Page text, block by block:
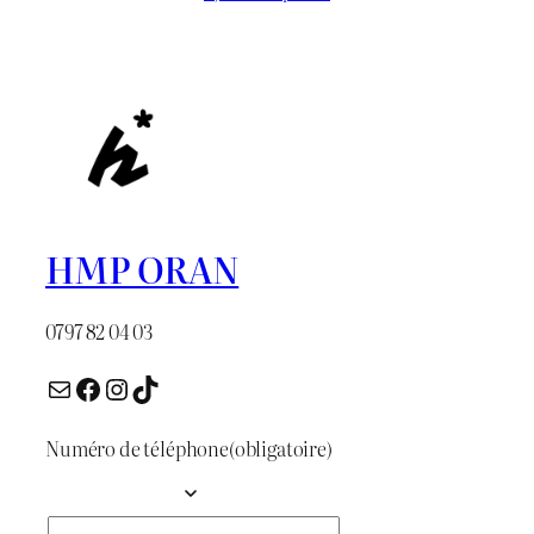
HMP ORAN
0797 82 04 03
E-mail Facebook InstagramTikTok
Numéro de téléphone(obligatoire)